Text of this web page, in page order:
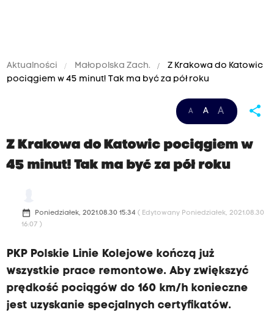
Aktualności Małopolska Zach.
Z Krakowa do Katowic
pociągiem w 45 minut! Tak ma być za pół roku
A A A share
Z Krakowa do Katowic pociągiem w
45 minut! Tak ma być za pół roku
date_range Poniedziałek, 2021.08.30 15:34 ( Edytowany Poniedziałek, 2021.08.30
16:07 )
PKP Polskie Linie Kolejowe kończą już
wszystkie prace remontowe. Aby zwiększyć
prędkość pociągów do 160 km/h konieczne
jest uzyskanie specjalnych certyfikatów.
Z
a
o
k
u
p